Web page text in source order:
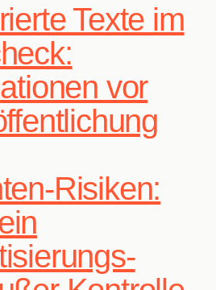
Texte im
vor
Risiken: